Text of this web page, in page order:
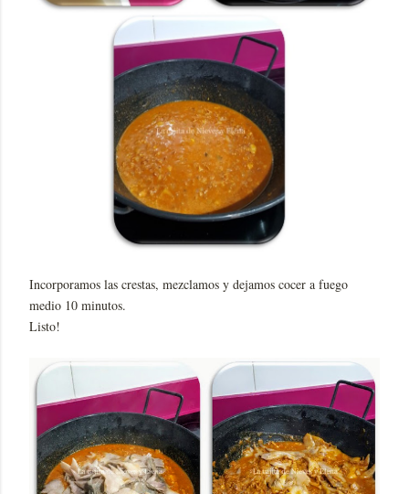
Incorporamos las crestas, mezclamos y dejamos cocer a fuego
medio 10 minutos.
Listo!